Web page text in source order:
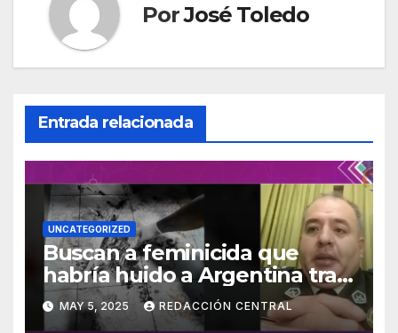
PorJosé Toledo
Entrada relacionada
UNCATEGORIZED
Buscan a feminicida que
habría huido a Argentina tras
asesinar a su concubina en
Tarija
MAY 5, 2025 REDACCIÓN CENTRAL